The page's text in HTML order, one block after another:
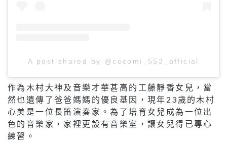
A post shared by @cocomi_553_official
作為木村大神及音樂才華甚高的工藤靜香女兒，當
然也遺傳了爸爸媽媽的優良基因，現年23歲的木村
心美是一位長笛演奏家。為了培育女兒成為一位出
色的音樂家，家裡更設有音樂室，讓女兒得已專心
練習。